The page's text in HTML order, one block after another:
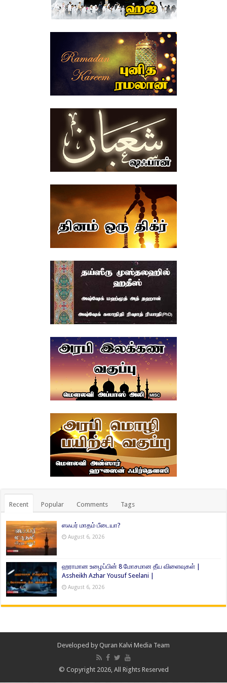
Recent Popular Comments Tags
ஸஃபர் மாதம் பீடையா?
August 6, 2026
ஹராமான உழைப்பின் 8 மோசமான தீய விளைவுகள் |
Assheikh Azhar Yousuf Seelani |
August 6, 2026
Developed by Quran Kalvi Media Team
© Copyright 2026, All Rights Reserved